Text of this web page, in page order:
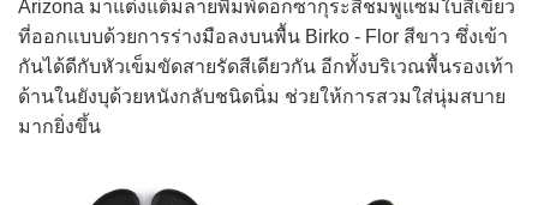
Arizona มาแต่งแต้มลายพิมพ์ดอกซากุระสีชมพูแซมใบสีเขียว
ที่ออกแบบด้วยการร่างมือลงบนพื้น Birko - Flor สีขาว ซึ่งเข้า
กันได้ดีกับหัวเข็มขัดสายรัดสีเดียวกัน อีกทั้งบริเวณพื้นรองเท้า
ด้านในยังบุด้วยหนังกลับชนิดนิ่ม ช่วยให้การสวมใส่นุ่มสบาย
มากยิ่งขึ้น